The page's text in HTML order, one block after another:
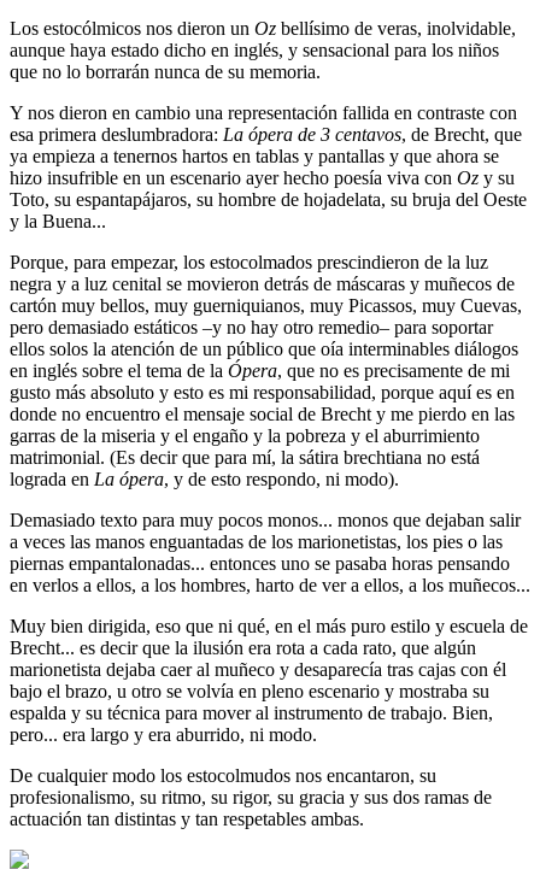
Los estocólmicos nos dieron un Oz bellísimo de veras, inolvidable,
aunque haya estado dicho en inglés, y sensacional para los niños
que no lo borrarán nunca de su memoria.
Y nos dieron en cambio una representación fallida en contraste con
esa primera deslumbradora: La ópera de 3 centavos, de Brecht, que
ya empieza a tenernos hartos en tablas y pantallas y que ahora se
hizo insufrible en un escenario ayer hecho poesía viva con Oz y su
Toto, su espantapájaros, su hombre de hojadelata, su bruja del Oeste
y la Buena...
Porque, para empezar, los estocolmados prescindieron de la luz
negra y a luz cenital se movieron detrás de máscaras y muñecos de
cartón muy bellos, muy guerniquianos, muy Picassos, muy Cuevas,
pero demasiado estáticos –y no hay otro remedio– para soportar
ellos solos la atención de un público que oía interminables diálogos
en inglés sobre el tema de la Ópera, que no es precisamente de mi
gusto más absoluto y esto es mi responsabilidad, porque aquí es en
donde no encuentro el mensaje social de Brecht y me pierdo en las
garras de la miseria y el engaño y la pobreza y el aburrimiento
matrimonial. (Es decir que para mí, la sátira brechtiana no está
lograda en La ópera, y de esto respondo, ni modo).
Demasiado texto para muy pocos monos... monos que dejaban salir
a veces las manos enguantadas de los marionetistas, los pies o las
piernas empantalonadas... entonces uno se pasaba horas pensando
en verlos a ellos, a los hombres, harto de ver a ellos, a los muñecos...
Muy bien dirigida, eso que ni qué, en el más puro estilo y escuela de
Brecht... es decir que la ilusión era rota a cada rato, que algún
marionetista dejaba caer al muñeco y desaparecía tras cajas con él
bajo el brazo, u otro se volvía en pleno escenario y mostraba su
espalda y su técnica para mover al instrumento de trabajo. Bien,
pero... era largo y era aburrido, ni modo.
De cualquier modo los estocolmudos nos encantaron, su
profesionalismo, su ritmo, su rigor, su gracia y sus dos ramas de
actuación tan distintas y tan respetables ambas.